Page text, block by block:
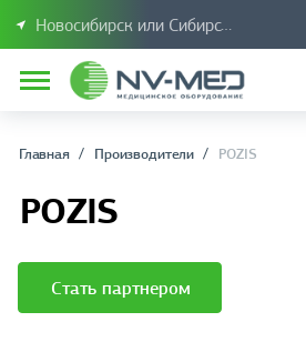
Новосибирск или Сибирский
Главная Производители POZIS
POZIS
Стать партнером